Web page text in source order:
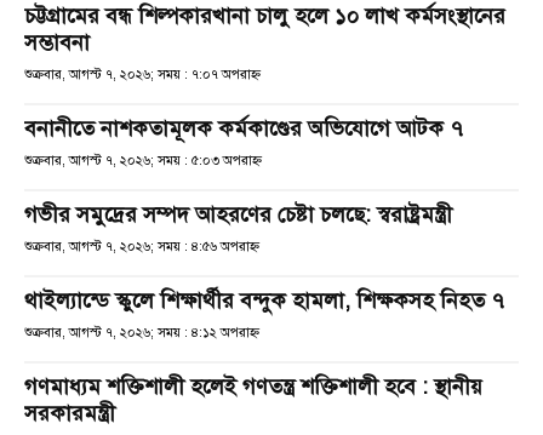
চট্টগ্রামের বন্ধ শিল্পকারখানা চালু হলে ১০ লাখ কর্মসংস্থানের
সম্ভাবনা
শুক্রবার, আগস্ট ৭, ২০২৬; সময় : ৭:০৭ অপরাহ্ণ
বনানীতে নাশকতামূলক কর্মকাণ্ডের অভিযোগে আটক ৭
শুক্রবার, আগস্ট ৭, ২০২৬; সময় : ৫:০৩ অপরাহ্ণ
গভীর সমুদ্রের সম্পদ আহরণের চেষ্টা চলছে: স্বরাষ্ট্রমন্ত্রী
শুক্রবার, আগস্ট ৭, ২০২৬; সময় : ৪:৫৬ অপরাহ্ণ
থাইল্যান্ডে স্কুলে শিক্ষার্থীর বন্দুক হামলা, শিক্ষকসহ নিহত ৭
শুক্রবার, আগস্ট ৭, ২০২৬; সময় : ৪:১২ অপরাহ্ণ
গণমাধ্যম শক্তিশালী হলেই গণতন্ত্র শক্তিশালী হবে : স্থানীয়
সরকারমন্ত্রী